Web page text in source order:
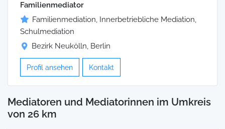
Familienmediator
Familienmediation, Innerbetriebliche Mediation,
Schulmediation
Bezirk Neukölln, Berlin
Profil ansehen Kontakt
Mediatoren und Mediatorinnen im Umkreis
von 26 km